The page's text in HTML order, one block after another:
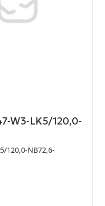
W3-LK5/120,0-
120,0-NB72,6-